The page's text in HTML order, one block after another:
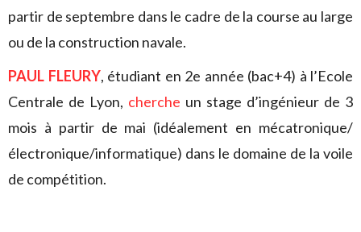
partir de septembre dans le cadre de la course au large
ou de la construction navale.
PAUL FLEURY, étudiant en 2e année (bac+4) à l’Ecole
Centrale de Lyon, cherche un stage d’ingénieur de 3
mois à partir de mai (idéalement en mécatronique/
électronique/informatique) dans le domaine de la voile
de compétition.